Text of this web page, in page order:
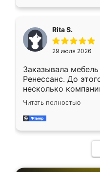
каких-либо
довольна, все
Rita S.
29 июля 2026
Заказывала
Ренессанс. До
несколько
эту. Сначала
приехал
и снял размеры.
мебель сразу
каких-либо
довольна, все
Читать полностью